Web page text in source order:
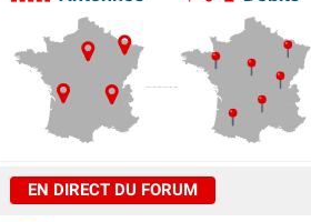
EN DIRECT DU FORUM